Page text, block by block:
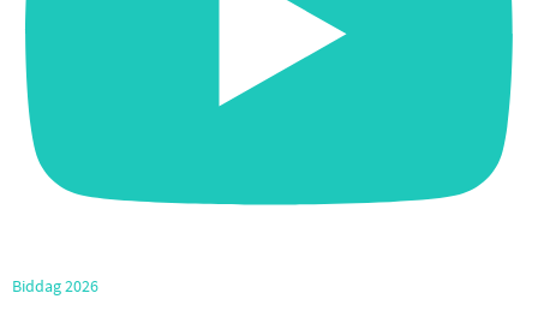
Biddag 2026